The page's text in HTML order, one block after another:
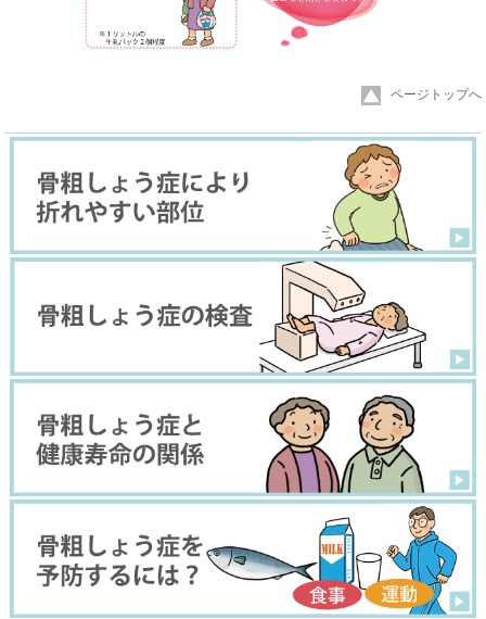
ページトップへ